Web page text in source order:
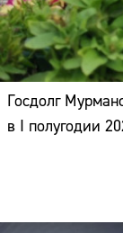
Госдолг
в I полугодии